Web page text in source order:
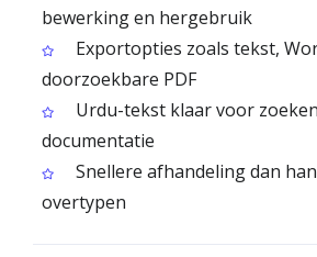
bewerking en hergebruik
Exportopties zoals tekst,
doorzoekbare PDF
Urdu-tekst klaar voor
documentatie
Snellere afhandeling dan
overtypen